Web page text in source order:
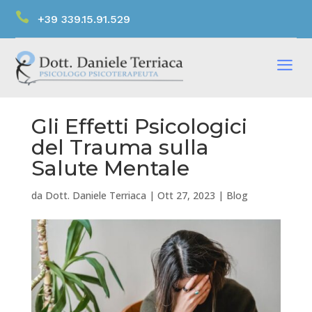
 +39 339.15.91.529
a
Gli Effetti Psicologici
del Trauma sulla
Salute Mentale
da Dott. Daniele Terriaca | Ott 27, 2023 | Blog